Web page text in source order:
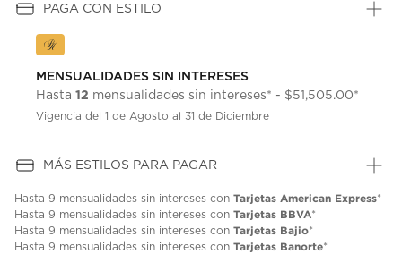
PAGA CON ESTILO
MENSUALIDADES SIN INTERESES
Hasta 12 mensualidades sin intereses* - $51,505.00*
Vigencia del 1 de Agosto al 31 de Diciembre
MÁS ESTILOS PARA PAGAR
Hasta 9 mensualidades sin intereses con Tarjetas American Express*
Hasta 9 mensualidades sin intereses con Tarjetas BBVA*
Hasta 9 mensualidades sin intereses con Tarjetas Bajio*
Hasta 9 mensualidades sin intereses con Tarjetas Banorte*